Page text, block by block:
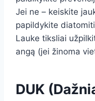
Jei ne – keiskite
papildykite
Lauke tiksliai
angą (jei žinoma
DUK